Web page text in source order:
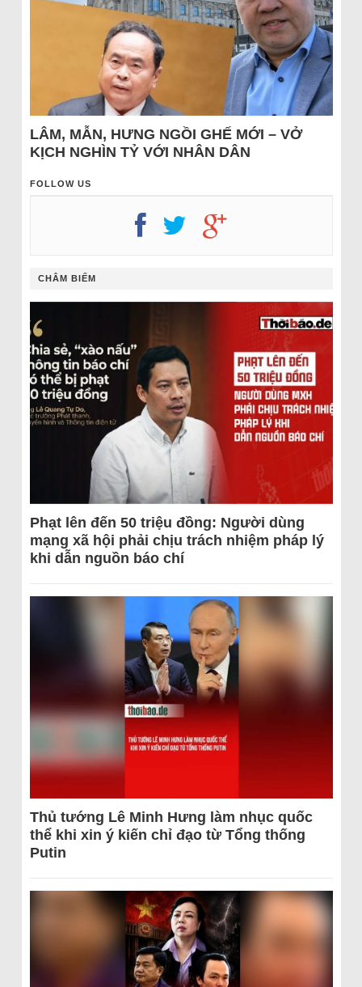
LÂM, MẪN, HƯNG NGỒI GHẾ MỚI – VỞ
KỊCH NGHÌN TỶ VỚI NHÂN DÂN
FOLLOW US
CHÂM BIẾM
Phạt lên đến 50 triệu đồng: Người dùng
mạng xã hội phải chịu trách nhiệm pháp lý
khi dẫn nguồn báo chí
Thủ tướng Lê Minh Hưng làm nhục quốc
thể khi xin ý kiến chỉ đạo từ Tổng thống
Putin